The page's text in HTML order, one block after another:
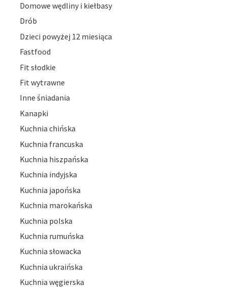
Domowe wędliny i kiełbasy
Drób
Dzieci powyżej 12 miesiąca
Fastfood
Fit słodkie
Fit wytrawne
Inne śniadania
Kanapki
Kuchnia chińska
Kuchnia francuska
Kuchnia hiszpańska
Kuchnia indyjska
Kuchnia japońska
Kuchnia marokańska
Kuchnia polska
Kuchnia rumuńska
Kuchnia słowacka
Kuchnia ukraińska
Kuchnia węgierska